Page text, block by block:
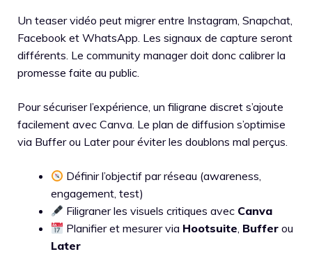
Un teaser vidéo peut migrer entre Instagram, Snapchat,
Facebook et WhatsApp. Les signaux de capture seront
différents. Le community manager doit donc calibrer la
promesse faite au public.
Pour sécuriser l’expérience, un filigrane discret s’ajoute
facilement avec Canva. Le plan de diffusion s’optimise
via Buffer ou Later pour éviter les doublons mal perçus.
Définir l’objectif par réseau (awareness,
engagement, test)
Filigraner les visuels critiques avec Canva
Planifier et mesurer via Hootsuite, Buffer ou
Later